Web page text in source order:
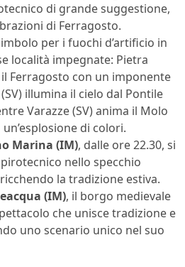
di grande suggestione,
di Ferragosto.
per i fuochi d’artificio in
località impegnate: Pietra
il Ferragosto con un imponente
illumina il cielo dal Pontile
Varazze (SV) anima il Molo
di colori.
Marina (IM), dalle ore 22.30, si
nello specchio
la tradizione estiva.
(IM), il borgo medievale
che unisce tradizione e
uno scenario unico nel suo